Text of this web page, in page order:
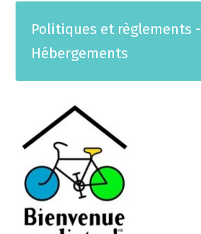
Politiques et règlements -
Hébergements